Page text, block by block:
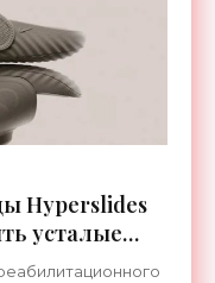
Hyperslides
усталые
«Гаджеты»